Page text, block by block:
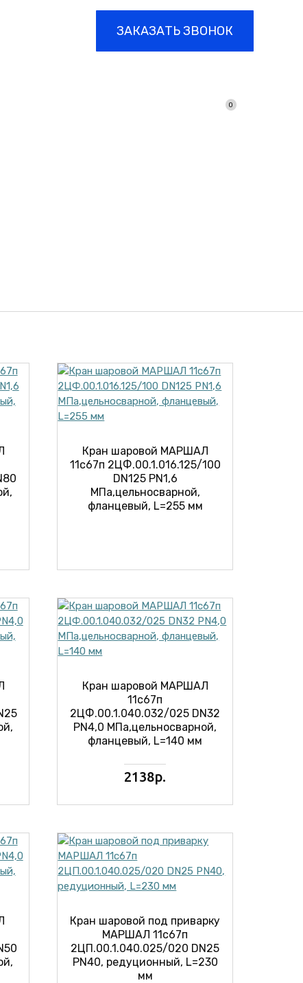
ЗАКАЗАТЬ ЗВОНОК
0
Кран шаровой МАРШАЛ
11с67п 2ЦФ.00.1.016.125/100
DN125 PN1,6
МПа,цельносварной,
фланцевый, L=255 мм
Кран шаровой МАРШАЛ
11с67п
2ЦФ.00.1.040.032/025 DN32
PN4,0 МПа,цельносварной,
фланцевый, L=140 мм
2138р.
Кран шаровой под приварку
МАРШАЛ 11с67п
2ЦП.00.1.040.025/020 DN25
PN40, редуционный, L=230
мм